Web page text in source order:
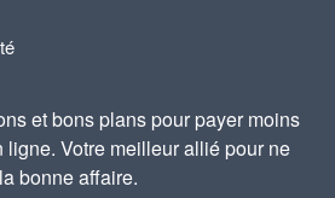
et bons plans pour payer moins
ligne. Votre meilleur allié pour ne
bonne affaire.